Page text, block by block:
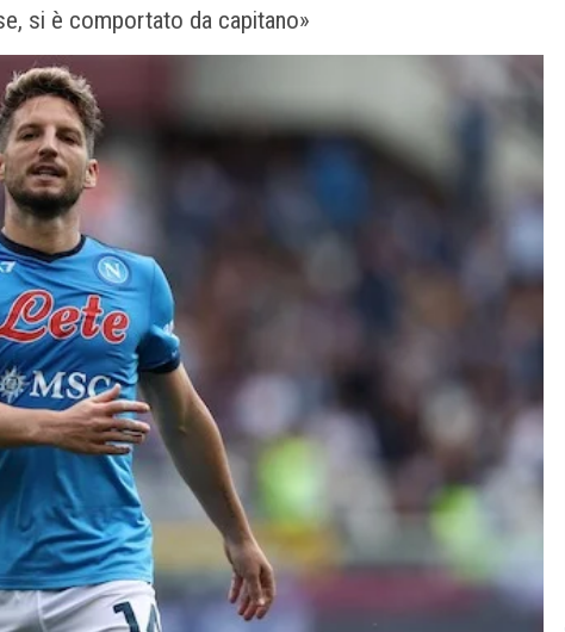
si è comportato da capitano»